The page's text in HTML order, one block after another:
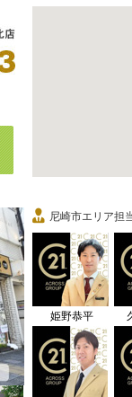
尼崎市エリア担
姫野恭平